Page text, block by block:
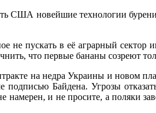
США новейшие технологии
пускать в её аграрный сектор
что первые бананы созреют
на недра Украины и новом
подписью Байдена. Угрозы
и не просите, а поляки